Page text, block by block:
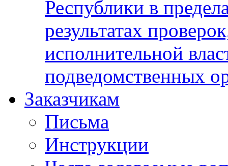
Республики в
результатах
исполнительной
подведомственных
Заказчикам
Письма
Инструкции